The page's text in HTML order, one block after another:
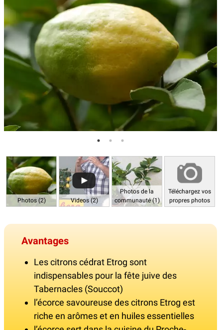
Photos (2) Videos (2)
Photos de la
communauté (1)
Téléchargez vos
propres photos
Avantages
Les citrons cédrat Etrog sont
indispensables pour la fête juive des
Tabernacles (Souccot)
l’écorce savoureuse des citrons Etrog est
riche en arômes et en huiles essentielles